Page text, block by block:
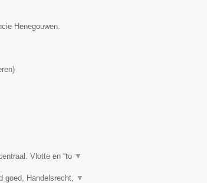
Henegouwen.
)
Vlotte en “to ▼
goed, Handelsrecht, ▼